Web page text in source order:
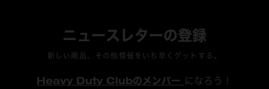
ニュースレターの登録
新しい商品、その他情報をいち早くゲットする。
Heavy Duty Clubのメンバー になろう！